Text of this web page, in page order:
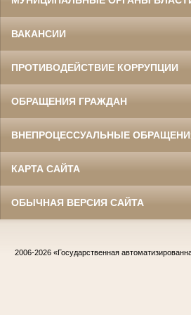
ВАКАНСИИ
ПРОТИВОДЕЙСТВИЕ КОРРУПЦИИ
ОБРАЩЕНИЯ ГРАЖДАН
ВНЕПРОЦЕССУАЛЬНЫЕ
КАРТА САЙТА
ОБЫЧНАЯ ВЕРСИЯ САЙТА
2006-2026 «Государственная